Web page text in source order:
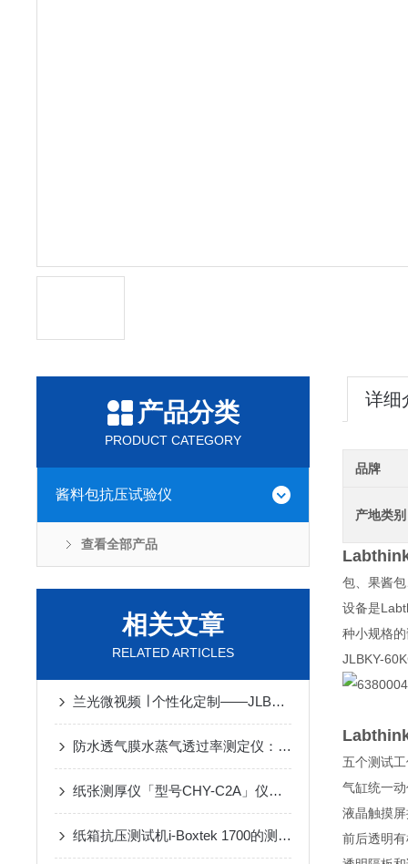
产品分类
PRODUCT CATEGORY
酱料包抗压试验仪
查看全部产品
相关文章
RELATED ARTICLES
兰光微视频 ∣ 个性化定制——JLBKY-60KG酱料包抗压试验仪
防水透气膜水蒸气透过率测定仪：应用与技术特点
纸张测厚仪「型号CHY-C2A」仪器简介
纸箱抗压测试机i-Boxtek 1700的测试应用与标准
详细
品牌
产地类别
包、果酱
设备是
种小规格
JLBKY-
五个测试
气缸统一
液晶触摸
前后透明